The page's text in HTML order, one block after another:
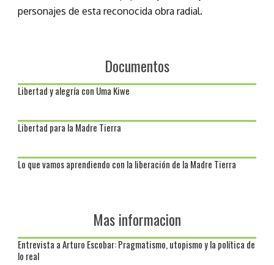
personajes de esta reconocida obra radial.
Documentos
Libertad y alegría con Uma Kiwe
Libertad para la Madre Tierra
Lo que vamos aprendiendo con la liberación de la Madre Tierra
Mas informacion
Entrevista a Arturo Escobar: Pragmatismo, utopismo y la política de
lo real